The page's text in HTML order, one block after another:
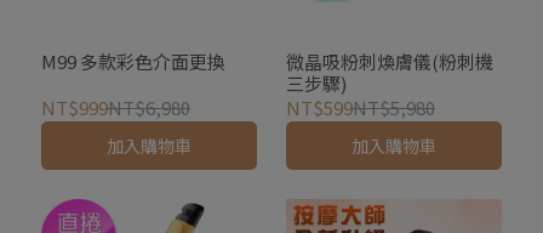
M99 多款彩色介面更換
NT$999NT$6,980
加入購物車
微晶吸粉刺煥膚儀(粉刺機
三步驟)
NT$599NT$5,980
加入購物車